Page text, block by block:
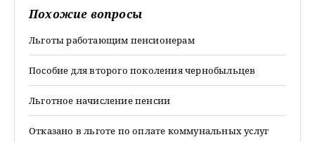
Похожие вопросы
Льготы работающим пенсионерам
Пособие для второго поколения чернобыльцев
Льготное начисление пенсии
Отказано в льготе по оплате коммунальных услуг